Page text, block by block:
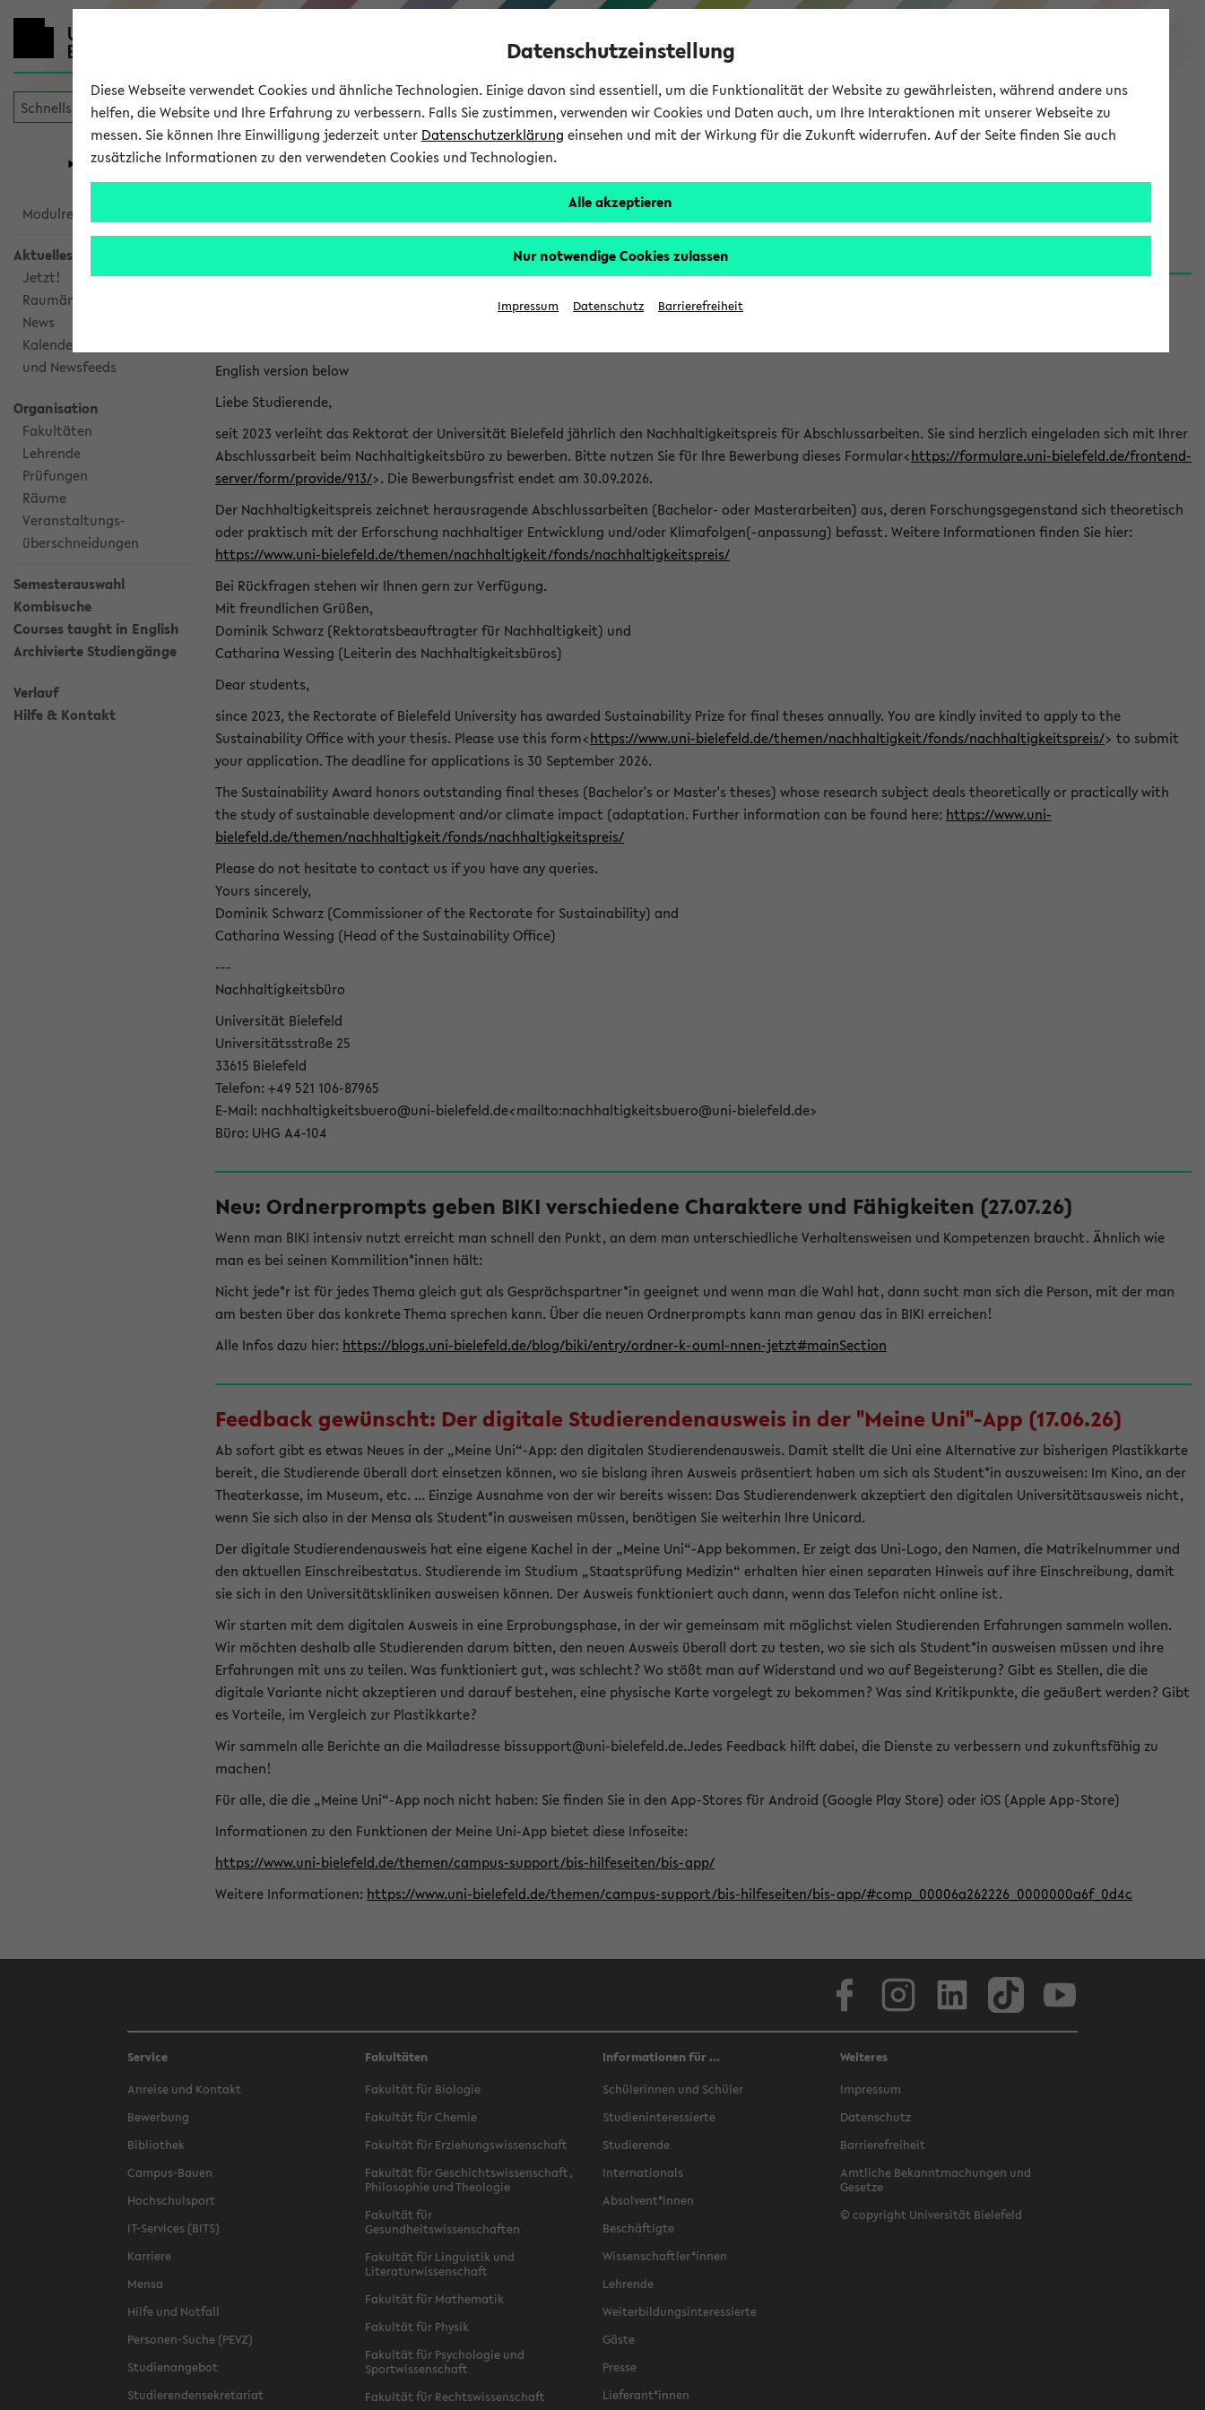
eKVV
Universität Forschung Studium
eKVV
Modulrecherche
Aktuelles
Jetzt!
Raumänderungen
News
Kalenderintegration
und Newsfeeds
Organisation
Fakultäten
Lehrende
Prüfungen
Räume
Veranstaltungs-
überschneidungen
Semesterauswahl
Kombisuche
Courses taught in English
Archivierte Studiengänge
Verlauf
Hilfe & Kontakt
eKVV News
Nachhaltigkeitspreis 2026: Bewerbungsphase gestartet (06.08.26)
English version below
Liebe Studierende,
seit 2023 verleiht das Rektorat der Universität Bielefeld jährlich den Nachhaltigkeitspreis für Abschlussarbeiten. Sie sind herzlich eingeladen sich mit Ihrer
Abschlussarbeit beim Nachhaltigkeitsbüro zu bewerben. Bitte nutzen Sie für Ihre Bewerbung dieses Formular<https://formulare.uni-bielefeld.de/frontend-
server/form/provide/913/>. Die Bewerbungsfrist endet am 30.09.2026.
Der Nachhaltigkeitspreis zeichnet herausragende Abschlussarbeiten (Bachelor- oder Masterarbeiten) aus, deren Forschungsgegenstand sich theoretisch
oder praktisch mit der Erforschung nachhaltiger Entwicklung und/oder Klimafolgen(-anpassung) befasst. Weitere Informationen finden Sie hier:
https://www.uni-bielefeld.de/themen/nachhaltigkeit/fonds/nachhaltigkeitspreis/
Bei Rückfragen stehen wir Ihnen gern zur Verfügung.
Mit freundlichen Grüßen,
Dominik Schwarz (Rektoratsbeauftragter für Nachhaltigkeit) und
Catharina Wessing (Leiterin des Nachhaltigkeitsbüros)
Dear students,
since 2023, the Rectorate of Bielefeld University has awarded Sustainability Prize for final theses annually. You are kindly invited to apply to the
Sustainability Office with your thesis. Please use this form<https://www.uni-bielefeld.de/themen/nachhaltigkeit/fonds/nachhaltigkeitspreis/> to submit
your application. The deadline for applications is 30 September 2026.
The Sustainability Award honors outstanding final theses (Bachelor's or Master's theses) whose research subject deals theoretically or practically with
the study of sustainable development and/or climate impact (adaptation. Further information can be found here: https://www.uni-
bielefeld.de/themen/nachhaltigkeit/fonds/nachhaltigkeitspreis/
Please do not hesitate to contact us if you have any queries.
Yours sincerely,
Dominik Schwarz (Commissioner of the Rectorate for Sustainability) and
Catharina Wessing (Head of the Sustainability Office)
---
Nachhaltigkeitsbüro
Universität Bielefeld
Universitätsstraße 25
33615 Bielefeld
Telefon: +49 521 106-87965
E-Mail: nachhaltigkeitsbuero@uni-bielefeld.de<mailto:nachhaltigkeitsbuero@uni-bielefeld.de>
Büro: UHG A4-104
Neu: Ordnerprompts geben BIKI verschiedene Charaktere und Fähigkeiten (27.07.26)
Wenn man BIKI intensiv nutzt erreicht man schnell den Punkt, an dem man unterschiedliche Verhaltensweisen und Kompetenzen braucht. Ähnlich wie
man es bei seinen Kommilition*innen hält:
Nicht jede*r ist für jedes Thema gleich gut als Gesprächspartner*in geeignet und wenn man die Wahl hat, dann sucht man sich die Person, mit der man
am besten über das konkrete Thema sprechen kann. Über die neuen Ordnerprompts kann man genau das in BIKI erreichen!
Alle Infos dazu hier: https://blogs.uni-bielefeld.de/blog/biki/entry/ordner-k-ouml-nnen-jetzt#mainSection
Feedback gewünscht: Der digitale Studierendenausweis in der "Meine Uni"-App (17.06.26)
Ab sofort gibt es etwas Neues in der „Meine Uni“-App: den digitalen Studierendenausweis. Damit stellt die Uni eine Alternative zur bisherigen Plastikkarte
bereit, die Studierende überall dort einsetzen können, wo sie bislang ihren Ausweis präsentiert haben um sich als Student*in auszuweisen: Im Kino, an der
Theaterkasse, im Museum, etc. ... Einzige Ausnahme von der wir bereits wissen: Das Studierendenwerk akzeptiert den digitalen Universitätsausweis nicht,
wenn Sie sich also in der Mensa als Student*in ausweisen müssen, benötigen Sie weiterhin Ihre Unicard.
Der digitale Studierendenausweis hat eine eigene Kachel in der „Meine Uni“-App bekommen. Er zeigt das Uni-Logo, den Namen, die Matrikelnummer und
den aktuellen Einschreibestatus. Studierende im Studium „Staatsprüfung Medizin“ erhalten hier einen separaten Hinweis auf ihre Einschreibung, damit
sie sich in den Universitätskliniken ausweisen können. Der Ausweis funktioniert auch dann, wenn das Telefon nicht online ist.
Wir starten mit dem digitalen Ausweis in eine Erprobungsphase, in der wir gemeinsam mit möglichst vielen Studierenden Erfahrungen sammeln wollen.
Wir möchten deshalb alle Studierenden darum bitten, den neuen Ausweis überall dort zu testen, wo sie sich als Student*in ausweisen müssen und ihre
Erfahrungen mit uns zu teilen. Was funktioniert gut, was schlecht? Wo stößt man auf Widerstand und wo auf Begeisterung? Gibt es Stellen, die die
digitale Variante nicht akzeptieren und darauf bestehen, eine physische Karte vorgelegt zu bekommen? Was sind Kritikpunkte, die geäußert werden? Gibt
es Vorteile, im Vergleich zur Plastikkarte?
Wir sammeln alle Berichte an die Mailadresse bissupport@uni-bielefeld.de.Jedes Feedback hilft dabei, die Dienste zu verbessern und zukunftsfähig zu
machen!
Für alle, die die „Meine Uni“-App noch nicht haben: Sie finden Sie in den App-Stores für Android (Google Play Store) oder iOS (Apple App-Store)
Informationen zu den Funktionen der Meine Uni-App bietet diese Infoseite:
https://www.uni-bielefeld.de/themen/campus-support/bis-hilfeseiten/bis-app/
Weitere Informationen: https://www.uni-bielefeld.de/themen/campus-support/bis-hilfeseiten/bis-app/#comp_00006a262226_0000000a6f_0d4c
Service
Anreise und Kontakt
Bewerbung
Bibliothek
Campus-Bauen
Hochschulsport
IT-Services (BITS)
Karriere
Mensa
Hilfe und Notfall
Personen-Suche (PEVZ)
Studienangebot
Studierendensekretariat
Fakultäten
Fakultät für Biologie
Fakultät für Chemie
Fakultät für Erziehungswissenschaft
Fakultät für Geschichtswissenschaft,
Philosophie und Theologie
Fakultät für
Gesundheitswissenschaften
Fakultät für Linguistik und
Literaturwissenschaft
Fakultät für Mathematik
Fakultät für Physik
Fakultät für Psychologie und
Sportwissenschaft
Fakultät für Rechtswissenschaft
Informationen für ...
Schülerinnen und Schüler
Studieninteressierte
Studierende
Internationals
Absolvent*innen
Beschäftigte
Wissenschaftler*innen
Lehrende
Weiterbildungsinteressierte
Gäste
Presse
Lieferant*innen
Weiteres
Impressum
Datenschutz
Barrierefreiheit
Amtliche Bekanntmachungen und
Gesetze
© copyright Universität Bielefeld
Datenschutzeinstellung
Diese Webseite verwendet Cookies und ähnliche Technologien. Einige davon sind essentiell, um die Funktionalität der Website zu gewährleisten, während andere uns
helfen, die Website und Ihre Erfahrung zu verbessern. Falls Sie zustimmen, verwenden wir Cookies und Daten auch, um Ihre Interaktionen mit unserer Webseite zu
messen. Sie können Ihre Einwilligung jederzeit unter Datenschutzerklärung einsehen und mit der Wirkung für die Zukunft widerrufen. Auf der Seite finden Sie auch
zusätzliche Informationen zu den verwendeten Cookies und Technologien.
Alle akzeptieren
Nur notwendige Cookies zulassen
Impressum Datenschutz Barrierefreiheit